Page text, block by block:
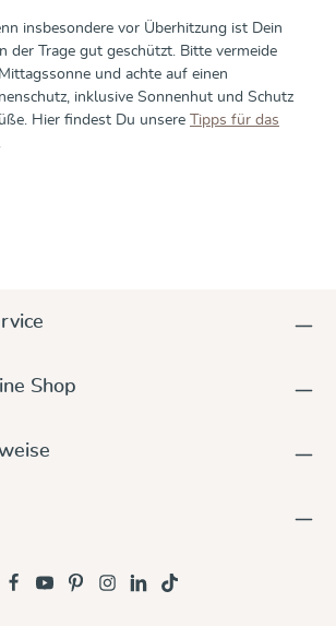
insbesondere vor Überhitzung ist Dein
der Trage gut geschützt. Bitte vermeide
und achte auf einen
inklusive Sonnenhut und Schutz
Hier findest Du unsere
Tipps für das
.
Shop